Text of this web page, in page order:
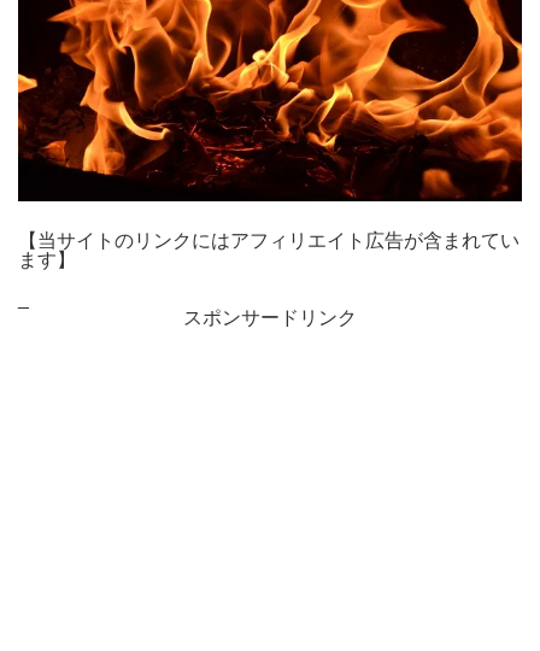
【当サイトのリンクにはアフィリエイト広告が含まれてい
ます】
スポンサードリンク